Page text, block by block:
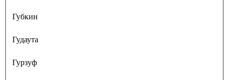
Губкин
Гудаута
Гурзуф